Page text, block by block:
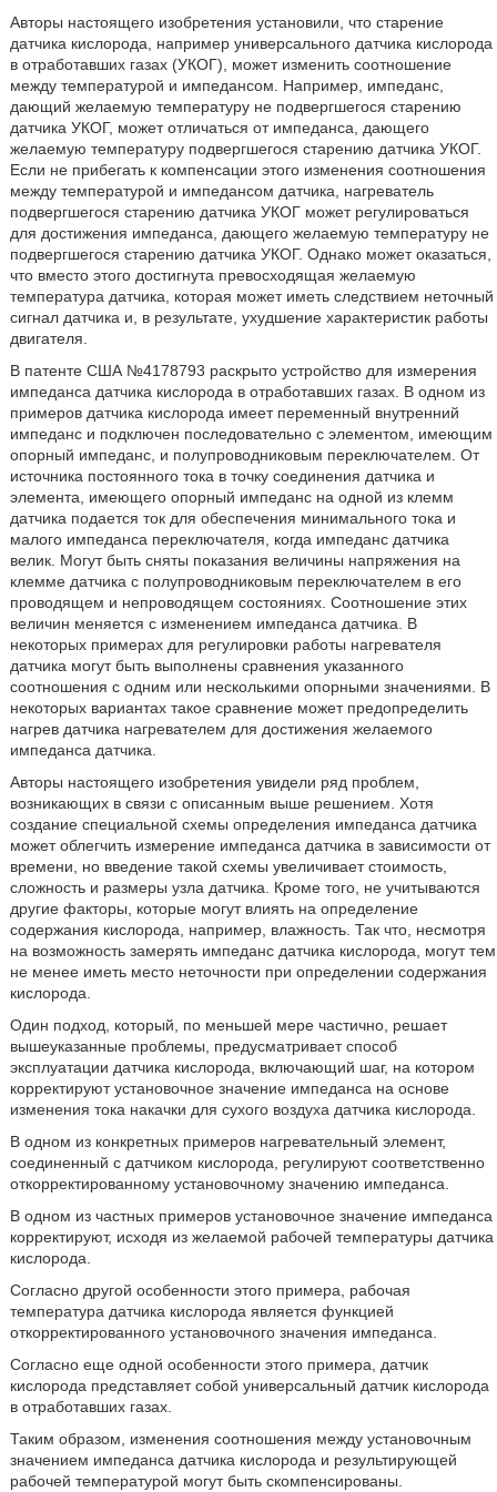
Авторы настоящего изобретения установили, что старение
датчика кислорода, например универсального датчика кислорода
в отработавших газах (УКОГ), может изменить соотношение
между температурой и импедансом. Например, импеданс,
дающий желаемую температуру не подвергшегося старению
датчика УКОГ, может отличаться от импеданса, дающего
желаемую температуру подвергшегося старению датчика УКОГ.
Если не прибегать к компенсации этого изменения соотношения
между температурой и импедансом датчика, нагреватель
подвергшегося старению датчика УКОГ может регулироваться
для достижения импеданса, дающего желаемую температуру не
подвергшегося старению датчика УКОГ. Однако может оказаться,
что вместо этого достигнута превосходящая желаемую
температура датчика, которая может иметь следствием неточный
сигнал датчика и, в результате, ухудшение характеристик работы
двигателя.
В патенте США №4178793 раскрыто устройство для измерения
импеданса датчика кислорода в отработавших газах. В одном из
примеров датчика кислорода имеет переменный внутренний
импеданс и подключен последовательно с элементом, имеющим
опорный импеданс, и полупроводниковым переключателем. От
источника постоянного тока в точку соединения датчика и
элемента, имеющего опорный импеданс на одной из клемм
датчика подается ток для обеспечения минимального тока и
малого импеданса переключателя, когда импеданс датчика
велик. Могут быть сняты показания величины напряжения на
клемме датчика с полупроводниковым переключателем в его
проводящем и непроводящем состояниях. Соотношение этих
величин меняется с изменением импеданса датчика. В
некоторых примерах для регулировки работы нагревателя
датчика могут быть выполнены сравнения указанного
соотношения с одним или несколькими опорными значениями. В
некоторых вариантах такое сравнение может предопределить
нагрев датчика нагревателем для достижения желаемого
импеданса датчика.
Авторы настоящего изобретения увидели ряд проблем,
возникающих в связи с описанным выше решением. Хотя
создание специальной схемы определения импеданса датчика
может облегчить измерение импеданса датчика в зависимости от
времени, но введение такой схемы увеличивает стоимость,
сложность и размеры узла датчика. Кроме того, не учитываются
другие факторы, которые могут влиять на определение
содержания кислорода, например, влажность. Так что, несмотря
на возможность замерять импеданс датчика кислорода, могут тем
не менее иметь место неточности при определении содержания
кислорода.
Один подход, который, по меньшей мере частично, решает
вышеуказанные проблемы, предусматривает способ
эксплуатации датчика кислорода, включающий шаг, на котором
корректируют установочное значение импеданса на основе
изменения тока накачки для сухого воздуха датчика кислорода.
В одном из конкретных примеров нагревательный элемент,
соединенный с датчиком кислорода, регулируют соответственно
откорректированному установочному значению импеданса.
В одном из частных примеров установочное значение импеданса
корректируют, исходя из желаемой рабочей температуры датчика
кислорода.
Согласно другой особенности этого примера, рабочая
температура датчика кислорода является функцией
откорректированного установочного значения импеданса.
Согласно еще одной особенности этого примера, датчик
кислорода представляет собой универсальный датчик кислорода
в отработавших газах.
Таким образом, изменения соотношения между установочным
значением импеданса датчика кислорода и результирующей
рабочей температурой могут быть скомпенсированы.